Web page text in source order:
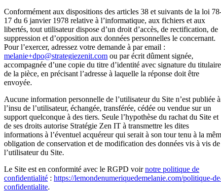
Conformément aux dispositions des articles 38 et suivants de la loi
17 du 6 janvier 1978 relative à l’informatique, aux fichiers et aux
libertés, tout utilisateur dispose d’un droit d’accès, de rectification, de
suppression et d’opposition aux données personnelles le concernant.
Pour l’exercer, adressez votre demande à par email :
melanie+dpo@strategiezenit.com ou par écrit dûment signée,
accompagnée d’une copie du titre d’identité avec signature du titulaire
de la pièce, en précisant l’adresse à laquelle la réponse doit être
envoyée.
Aucune information personnelle de l’utilisateur du Site n’est publiée à
l’insu de l’utilisateur, échangée, transférée, cédée ou vendue sur un
support quelconque à des tiers. Seule l’hypothèse du rachat du Site et
de ses droits autorise Stratégie Zen IT à transmettre les dites
informations à l’éventuel acquéreur qui serait à son tour tenu à la
obligation de conservation et de modification des données vis à vis de
l’utilisateur du Site.
Le Site est en conformité avec le RGPD voirnotre politique de
confidentialité : https://lemondenumeriquedemelanie.com/politique-
confidentialite.